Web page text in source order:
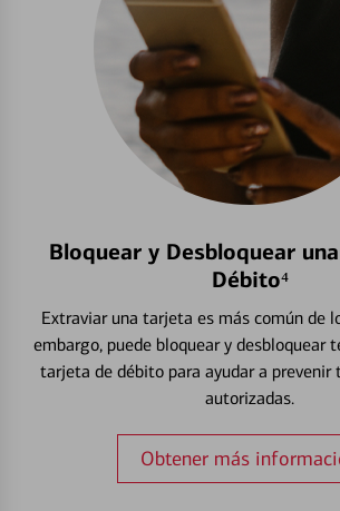
Bloquear y Desbloquear
Débito⁴
Extraviar una tarjeta es más común de
embargo, puede bloquear y desbloquear
tarjeta de débito para ayudar a prevenir
autorizadas.
Obtener más